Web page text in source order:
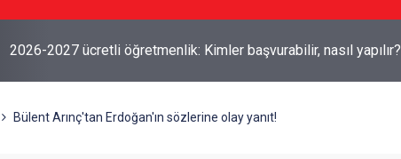
2026-2027 ücretli öğretmenlik: Kimler başvurabilir, nasıl yapılır?
Bülent Arınç'tan Erdoğan'ın sözlerine olay yanıt!